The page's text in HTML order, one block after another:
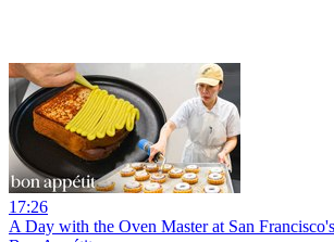
17:26
A Day with the Oven Master at San